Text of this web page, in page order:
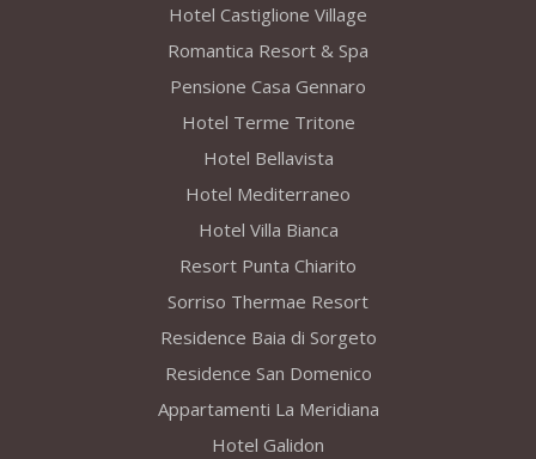
Hotel Castiglione Village
Romantica Resort & Spa
Pensione Casa Gennaro
Hotel Terme Tritone
Hotel Bellavista
Hotel Mediterraneo
Hotel Villa Bianca
Resort Punta Chiarito
Sorriso Thermae Resort
Residence Baia di Sorgeto
Residence San Domenico
Appartamenti La Meridiana
Hotel Galidon